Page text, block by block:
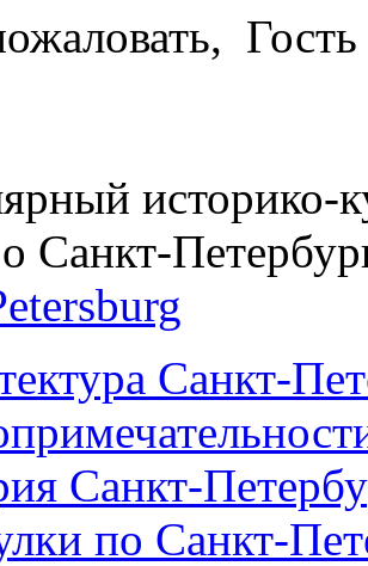
Гость
историко-
Санкт-
Санкт-
Санкт-
по Санкт-